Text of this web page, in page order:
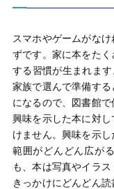
スマホやゲームがな
ずです。家に本をた
する習慣が生まれま
家族で選んで準備す
になるので、図書館
興味を示した本に対
けません。興味を示
範囲がどんどん広が
も、本は写真やイラ
きっかけにどんどん